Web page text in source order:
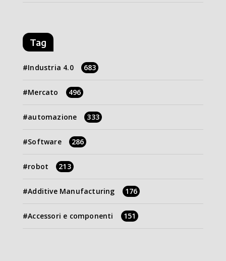
Tag
Industria 4.0 683
Mercato 496
automazione 333
Software 286
robot 213
Additive Manufacturing 176
Accessori e componenti 151